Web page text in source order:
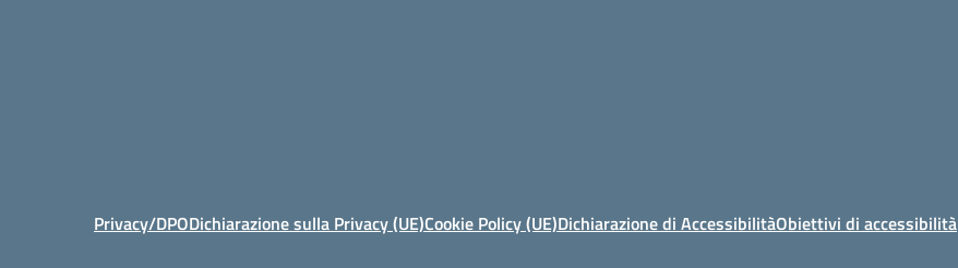
Privacy/DPODichiarazione sulla Privacy (UE)Cookie Policy (UE)Dichiarazione di AccessibilitàObiettivi di accessibilità